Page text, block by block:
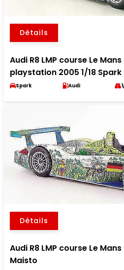
Détails
Audi R8 LMP course Le
playstation 2005 1/18 Spark
Spark Audi
Détails
Audi R8 LMP course Le
Maisto